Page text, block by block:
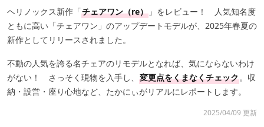
ヘリノックス新作「チェアワン（re） 」をレビュー！ 人気知名度
ともに高い「チェアワン」のアップデートモデルが、2025年春夏の
新作としてリリースされました。
不動の人気を誇る名チェアのリモデルとなれば、気にならないわけ
がない！ さっそく現物を入手し、 変更点をくまなくチェック。収
納・設営・座り心地など、たかにぃがリアルにレポートします。
2025/04/09 更新